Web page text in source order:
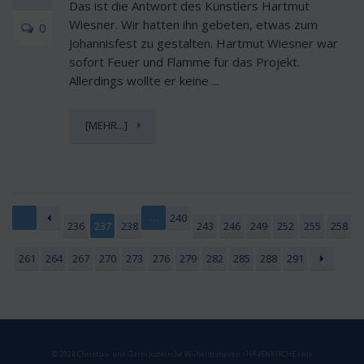
0
Das ist die Antwort des Künstlers Hartmut
Wiesner. Wir hatten ihn gebeten, etwas zum
Johannisfest zu gestalten. Hartmut Wiesner war
sofort Feuer und Flamme für das Projekt.
Allerdings wollte er keine ...
[MEHR...]
236 237 238
… 240
243 246 249 252 255 258
261 264 267 270 273 276 279 282 285 288 291
© 2024 Christus- und Garnisonkirche Wilhelmshaven - HAVENKIRCHE / mk